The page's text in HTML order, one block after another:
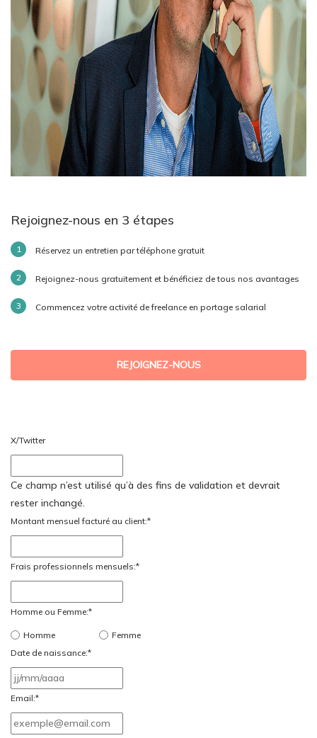
Rejoignez-nous en 3 étapes
Réservez un entretien par téléphone gratuit
Rejoignez-nous gratuitement et bénéficiez de tous nos avantages
Commencez votre activité de freelance en portage salarial
REJOIGNEZ-NOUS
X/Twitter
Ce champ n’est utilisé qu’à des fins de validation et devrait
rester inchangé.
Montant mensuel facturé au client:*
Frais professionnels mensuels:*
Homme ou Femme:*
Homme
Femme
Date de naissance:*
slash
MM
Email:*